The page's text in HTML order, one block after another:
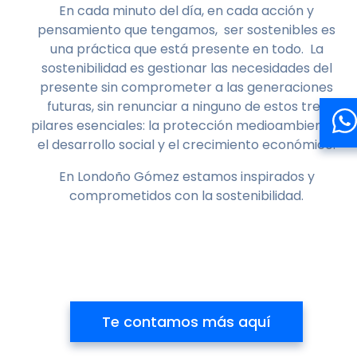
En cada minuto del día, en cada acción y
pensamiento que tengamos, ser sostenibles es
una práctica que está presente en todo. La
sostenibilidad es gestionar las necesidades del
presente sin comprometer a las generaciones
futuras, sin renunciar a ninguno de estos tres
pilares esenciales: la protección medioambiental,
el desarrollo social y el crecimiento económico.
En Londoño Gómez estamos inspirados y
comprometidos con la sostenibilidad.
Te contamos más aquí